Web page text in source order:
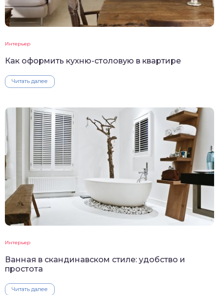
Интерьер
Как оформить кухню-столовую в квартире
Читать далее
Интерьер
Ванная в скандинавском стиле: удобство и
простота
Читать далее